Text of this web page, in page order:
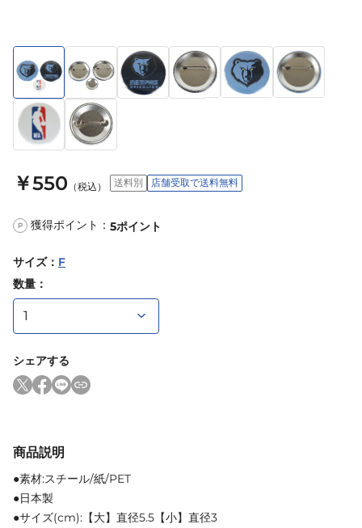
￥550 （税込） 送料別 店舗受取で送料無料
P 獲得ポイント： 5ポイント
サイズ： F
数量：
シェアする
商品説明
●素材:スチール/紙/PET
●日本製
●サイズ(cm):【大】直径5.5【小】直径3